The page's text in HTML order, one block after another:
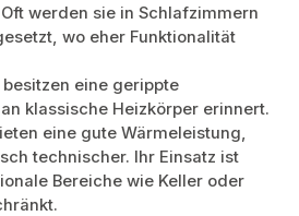
werden sie in Schlafzimmern
wo eher Funktionalität
eine gerippte
klassische Heizkörper erinnert.
eine gute Wärmeleistung,
technischer. Ihr Einsatz ist
Bereiche wie Keller oder